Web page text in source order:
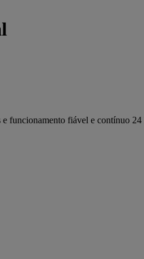
funcionamento fiável e contínuo 24